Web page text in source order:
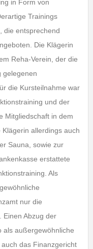
in Form von
Trainings
die entsprechend
Die Klägerin
Reha-Verein, der die
gelegenen
die Kursteilnahme war
und der
Mitgliedschaft in dem
allerdings auch
Sauna, sowie zur
erstattete
Als
nur die
Einen Abzug der
als außergewöhnliche
das Finanzgericht